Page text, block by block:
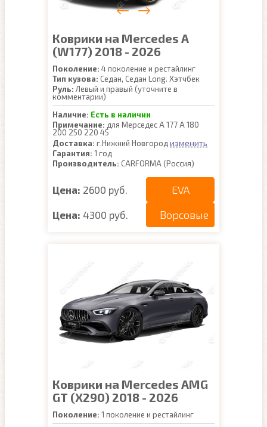
Коврики на Mercedes A
(W177) 2018 - 2026
Поколение: 4 поколение и рестайлинг
Тип кузова: Седан, Седан Long. Хэтчбек
Руль: Левый и правый (уточните в
комментарии)
Наличие: Есть в наличии
Примечание: для Мерседес А 177 A 180
200 250 220 45
Доставка: г.Нижний Новгород изменить
Гарантия: 1 год
Производитель: CARFORMA (Россия)
Цена: 2600 руб. EVA
Цена: 4300 руб. Ворсовые
Коврики на Mercedes AMG
GT (X290) 2018 - 2026
Поколение: 1 поколение и рестайлинг